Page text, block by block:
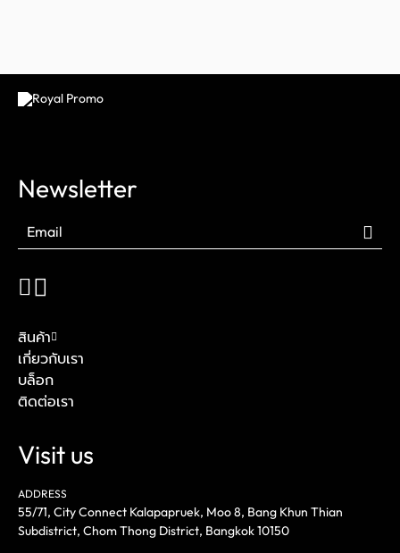
Newsletter
สินค้า
เกี่ยวกับเรา
บล็อก
ติดต่อเรา
Visit us
ADDRESS
55/71, City Connect Kalapapruek, Moo 8, Bang Khun Thian
Subdistrict, Chom Thong District, Bangkok 10150